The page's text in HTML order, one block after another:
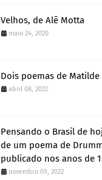
Velhos, de Alê Motta
maio 24, 2020
Dois poemas de Matilde
abril 08, 2022
Pensando o Brasil de
de um poema de
publicado nos anos de
novembro 09, 2022